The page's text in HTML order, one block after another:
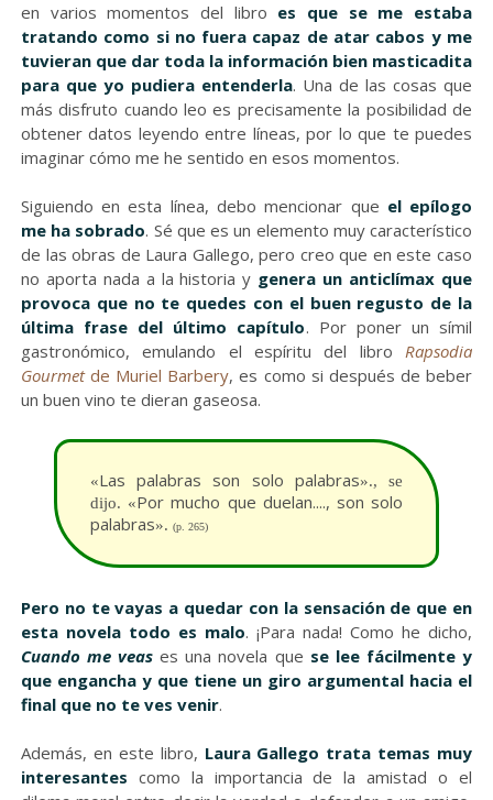
en varios momentos del libro es que se me estaba
tratando como si no fuera capaz de atar cabos y me
tuvieran que dar toda la información bien masticadita
para que yo pudiera entenderla. Una de las cosas que
más disfruto cuando leo es precisamente la posibilidad de
obtener datos leyendo entre líneas, por lo que te puedes
imaginar cómo me he sentido en esos momentos.
Siguiendo en esta línea, debo mencionar que el epílogo
me ha sobrado. Sé que es un elemento muy característico
de las obras de Laura Gallego, pero creo que en este caso
no aporta nada a la historia y genera un anticlímax que
provoca que no te quedes con el buen regusto de la
última frase del último capítulo. Por poner un símil
gastronómico, emulando el espíritu del libroRapsodia
Gourmetde Muriel Barbery, es como si después de beber
un buen vino te dieran gaseosa.
«Las palabras son solo palabras»., se
dijo. «Por mucho que duelan...., son solo
palabras». (p. 265)
Pero no te vayas a quedar con la sensación de que en
esta novela todo es malo. ¡Para nada! Como he dicho,
Cuando me veas es una novela que se lee fácilmente y
que engancha y que tiene un giro argumental hacia el
final que no te ves venir.
Además, en este libro, Laura Gallego trata temas muy
interesantes como la importancia de la amistad o el